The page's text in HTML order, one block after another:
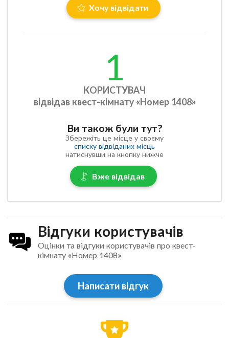
Хочу відвідати
1
КОРИСТУВАЧ
відвідав квест-кімнату «Номер 1408»
Ви також були тут?
Збережіть це місце у своєму
списку відвіданих місць
натиснувши на кнопку нижче
Вже відвідав
Відгуки користувачів
Оцінки та відгуки користувачів про квест-
кімнату «Номер 1408»
Написати відгук